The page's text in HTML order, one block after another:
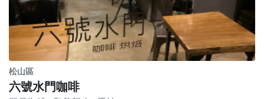
松山區
六號水門咖啡